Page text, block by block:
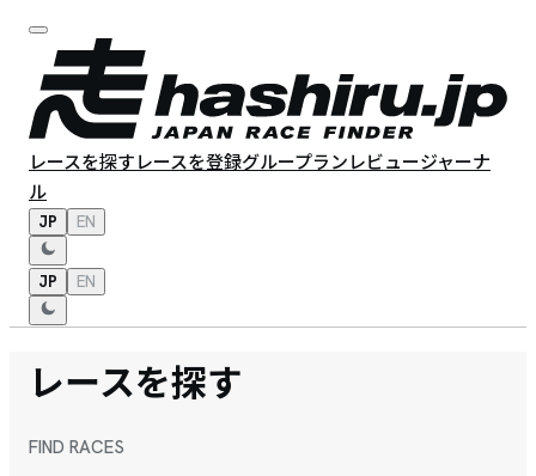
レースを探すレースを登録グループランレビュージャーナ
ル
JP EN
JP EN
レースを探す
FIND RACES